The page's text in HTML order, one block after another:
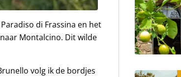
di Frassina en het
Montalcino. Dit wilde
volg ik de bordjes